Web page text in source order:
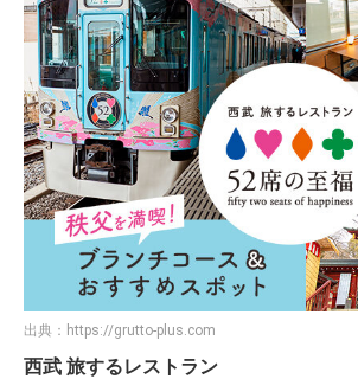
出典： https://grutto-plus.com
西武 旅するレストラン